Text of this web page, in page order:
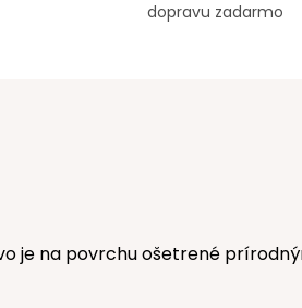
dopravu zadarmo
je na povrchu ošetrené